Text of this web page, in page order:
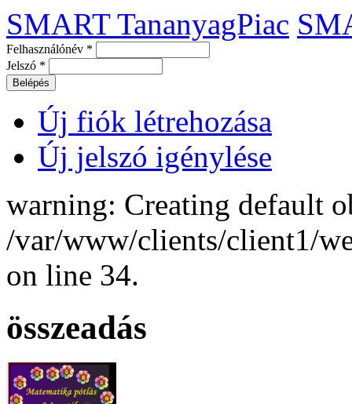
SMART TananyagPiac
Felhasználónév *
Jelszó *
Új fiók létrehozása
Új jelszó igénylése
warning: Creating default
/var/www/clients/client1/
on line 34.
összeadás